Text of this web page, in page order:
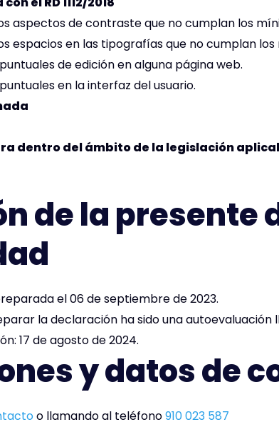
aspectos de contraste que no cumplan los
espacios en las tipografías que no cumplan los
de edición en alguna página web.
en la interfaz del usuario.
dentro del ámbito de la legislación
de la presente
el 06 de septiembre de 2023.
la declaración ha sido una autoevaluación
17 de agosto de 2024.
y datos de
o llamando al teléfono910 023 587